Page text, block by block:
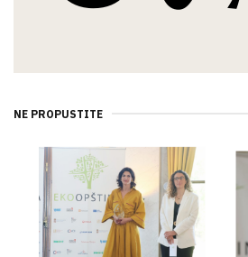
NE PROPUSTITE